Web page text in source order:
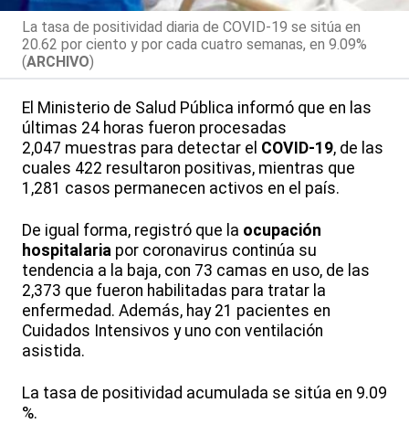
La tasa de positividad diaria de COVID-19 se sitúa en
20.62 por ciento y por cada cuatro semanas, en 9.09%
(ARCHIVO)
El Ministerio de Salud Pública informó que en las
últimas 24 horas fueron procesadas
2,047 muestras para detectar el COVID-19, de las
cuales 422 resultaron positivas, mientras que
1,281 casos permanecen activos en el país.
De igual forma, registró que la ocupación
hospitalaria por coronavirus continúa su
tendencia a la baja, con 73 camas en uso, de las
2,373 que fueron habilitadas para tratar la
enfermedad. Además, hay 21 pacientes en
Cuidados Intensivos y uno con ventilación
asistida.
La tasa de positividad acumulada se sitúa en 9.09
%.